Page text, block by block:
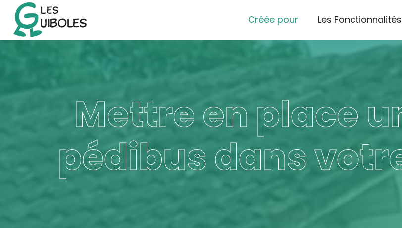
Créée pour Les Fonctionnalités
Mettre en place
pédibus dans